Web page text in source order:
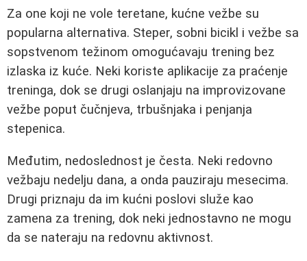
Za one koji ne vole teretane, kućne vežbe su
popularna alternativa. Steper, sobni bicikl i vežbe sa
sopstvenom težinom omogućavaju trening bez
izlaska iz kuće. Neki koriste aplikacije za praćenje
treninga, dok se drugi oslanjaju na improvizovane
vežbe poput čučnjeva, trbušnjaka i penjanja
stepenica.
Međutim, nedoslednost je česta. Neki redovno
vežbaju nedelju dana, a onda pauziraju mesecima.
Drugi priznaju da im kućni poslovi služe kao
zamena za trening, dok neki jednostavno ne mogu
da se nateraju na redovnu aktivnost.